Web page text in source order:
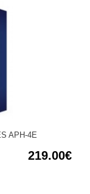
APH-4E
219.00